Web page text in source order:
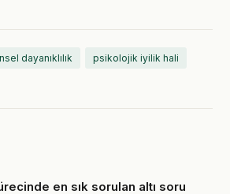
dayanıklılık psikolojik iyilik hali
en sık sorulan altı soru